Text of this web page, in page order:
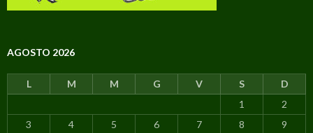
AGOSTO 2026
L M M G V S
D
1
2
3
4 5 6 7 8
9